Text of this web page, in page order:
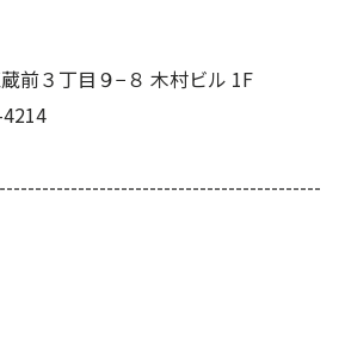
前３丁目９−８ 木村ビル 1F